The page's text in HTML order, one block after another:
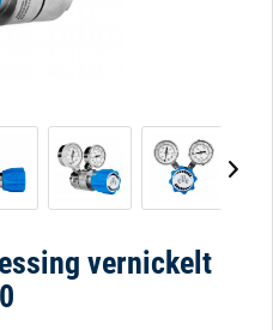
vernickelt